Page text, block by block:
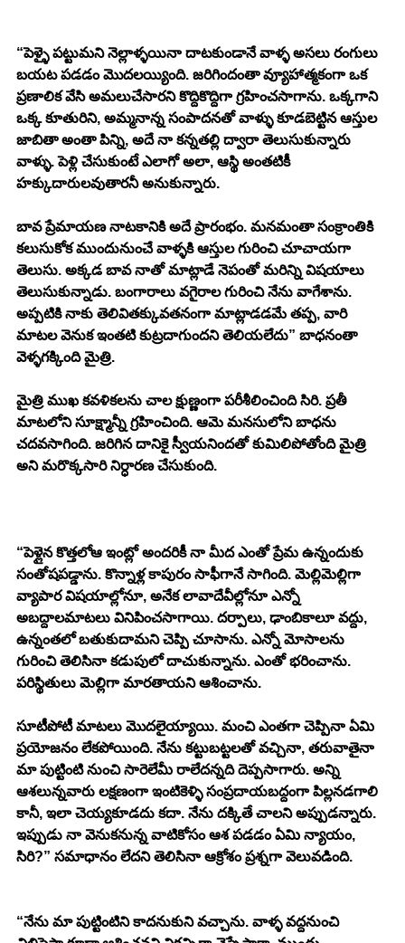
“పెళ్ళై పట్టుమని నెల్లాళ్ళయినా దాటకుండానే వాళ్ళ అసలు రంగులు
బయట పడడం మొదలయ్యింది. జరిగిందంతా వ్యూహాత్మకంగా ఒక
ప్రణాలిక వేసి అమలుచేసారని కొద్దికొద్దిగా గ్రహించసాగాను. ఒక్కగాని
ఒక్క కూతురిని, అమ్మనాన్న సంపాదనతో వాళ్ళు కూడబెట్టిన ఆస్తుల
జాబితా అంతా పిన్ని, అదే నా కన్నతల్లి ద్వారా తెలుసుకున్నారు
వాళ్ళు. పెళ్లి చేసుకుంటే ఎలాగో అలా, ఆస్థి అంతటికీ
హక్కుదారులవుతారనీ అనుకున్నారు.
బావ ప్రేమాయణ నాటకానికి అదే ప్రారంభం. మనమంతా సంక్రాంతికి
కలుసుకోక ముందునుంచే వాళ్ళకి ఆస్తుల గురించి చూచాయగా
తెలుసు. అక్కడ బావ నాతో మాట్లాడే నెపంతో మరిన్ని విషయాలు
తెలుసుకున్నాడు. బంగారాలు వగైరాల గురించి నేను వాగేశాను.
అప్పటికి నాకు తెలివితక్కువతనంగా మాట్లాడడమే తప్ప, వారి
మాటల వెనుక ఇంతటి కుట్రదాగుందని తెలియలేదు” బాధనంతా
వెళ్ళగక్కింది మైత్రి.
మైత్రి ముఖ కవళికలను చాల క్షుణ్ణంగా పరీశీలించింది సిరి. ప్రతీ
మాటలోని సూక్ష్మాన్నీ గ్రహించింది. ఆమె మనసులోని బాధను
చదవసాగింది. జరిగిన దానికై స్వీయనిందతో కుమిలిపోతోంది మైత్రి
అని మరొక్కసారి నిర్ధారణ చేసుకుంది.
“పెళ్లైన కొత్తలోఆ ఇంట్లో అందరికీ నా మీద ఎంతో ప్రేమ ఉన్నందుకు
సంతోషపడ్డాను. కొన్నాళ్ల కాపురం సాఫీగానే సాగింది. మెల్లిమెల్లిగా
వ్యాపార విషయాల్లోనూ, అనేక లావాదేవీల్లోనూ ఎన్నో
అబద్దాలమాటలు వినిపించసాగాయి. దర్పాలు, ఢాంబికాలూ వద్దు,
ఉన్నంతలో బతుకుదామని చెప్పి చూసాను. ఎన్నో మోసాలను
గురించి తెలిసినా కడుపులో దాచుకున్నాను. ఎంతో భరించాను.
పరిస్థితులు మెల్లిగా మారతాయని ఆశించాను.
సూటీపోటీ మాటలు మొదలైయ్యాయి. మంచి ఎంతగా చెప్పినా ఏమి
ప్రయోజనం లేకపోయింది. నేను కట్టుబట్టలతో వచ్చినా, తరువాతైనా
మా పుట్టింటి నుంచి సారెలేమీ రాలేదన్నది దెప్పసాగారు. అన్ని
ఆశలున్నవారు లక్షణంగా ఇంటికెళ్ళి సంప్రదాయబద్దంగా పిల్లనడగాలి
కానీ, ఇలా చెయ్యకూడదు కదా. నేను దక్కితే చాలని అప్పుడన్నారు.
ఇప్పుడు నా వెనుకనున్న వాటికోసం ఆశ పడడం ఏమి న్యాయం,
సిరి?” సమాధానం లేదని తెలిసినా ఆక్రోశం ప్రశ్నగా వెలువడింది.
“నేను మా పుట్టింటిని కాదనుకుని వచ్చాను. వాళ్ళ వద్దనుంచి